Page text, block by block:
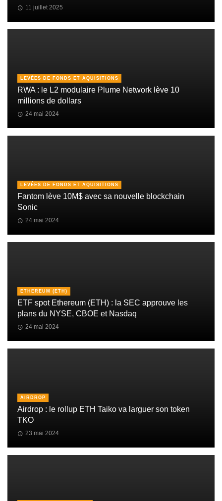
11 juillet 2025
LEVÉES DE FONDS ET AQUISITIONS
RWA : le L2 modulaire Plume Network lève 10
millions de dollars
24 mai 2024
LEVÉES DE FONDS ET AQUISITIONS
Fantom lève 10M$ avec sa nouvelle blockchain
Sonic
24 mai 2024
ETHEREUM (ETH)
ETF spot Ethereum (ETH) : la SEC approuve les
plans du NYSE, CBOE et Nasdaq
24 mai 2024
AIRDROP
Airdrop : le rollup ETH Taiko va larguer son token
TKO
23 mai 2024